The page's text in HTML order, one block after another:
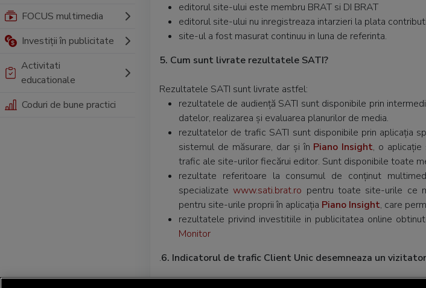
FOCUS multimedia
Investiții în publicitate
Activitati
educationale
Coduri de bune practici
editorul site-ului este membru BRAT si DI BRAT
editorul site-ului nu inregistreaza intarzieri la plata
site-ul a fost masurat continuu in luna de referinta.
5. Cum sunt livrate rezultatele SATI?
Rezultatele SATI sunt livrate astfel:
rezultatele de audiență SATI sunt disponibile prin
datelor, realizarea și evaluarea planurilor de media.
rezultatelor de trafic SATI sunt disponibile prin aplicația
sistemul de măsurare, dar și în Piano Insight, o
trafic ale site-urilor fiecărui editor. Sunt disponibile toate
rezultate referitoare la consumul de conținut
specializatewww.sati.brat.ro pentru toate site-urile ce
pentru site-urile proprii în aplicația Piano Insight, care
rezultatele privind investitiile in publicitatea online
Monitor
.6. Indicatorul de trafic Client Unic desemneaza un